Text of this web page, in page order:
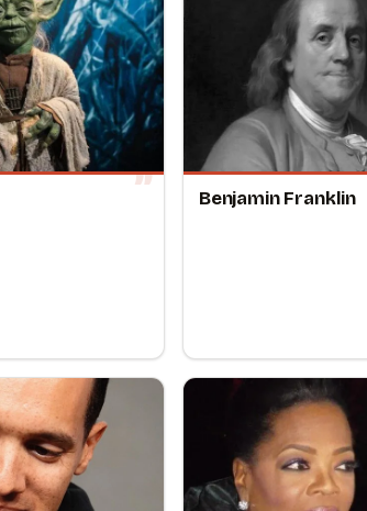
Benjamin Franklin